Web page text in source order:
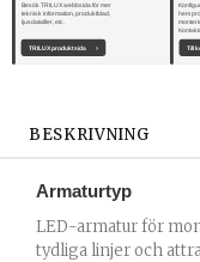
Besök TRILUX webbsida för mer
teknisk information, produktblad,
ljusdatafiler, etc.
›
TRILUX produktsida
hem
Till
BESKRIVNING
Armaturtyp
LED-armatur för
tydliga linjer och